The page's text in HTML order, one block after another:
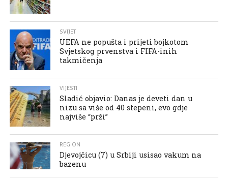
SVIJET
UEFA ne popušta i prijeti bojkotom
Svjetskog prvenstva i FIFA-inih
takmičenja
VIJESTI
Sladić objavio: Danas je deveti dan u
nizu sa više od 40 stepeni, evo gdje
najviše “prži”
REGION
Djevojčicu (7) u Srbiji usisao vakum na
bazenu